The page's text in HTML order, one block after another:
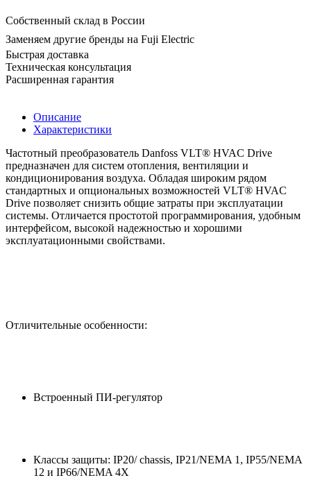
Собственный склад в России
Заменяем другие бренды на Fuji Electric
Быстрая доставка
Техническая консультация
Расширенная гарантия
Описание
Характеристики
Частотный преобразователь Danfoss VLT® HVAC Drive
предназначен для систем отопления, вентиляции и
кондиционирования воздуха. Обладая широким рядом
стандартных и опциональных возможностей VLT® HVAC
Drive позволяет снизить общие затраты при эксплуатации
системы. Отличается простотой программирования, удобным
интерфейсом, высокой надежностью и хорошими
эксплуатационными свойствами.
Отличительные особенности:
Встроенный ПИ-регулятор
Классы защиты: IP20/ chassis, IP21/NEMA 1, IP55/NEMA
12 и IP66/NEMA 4X